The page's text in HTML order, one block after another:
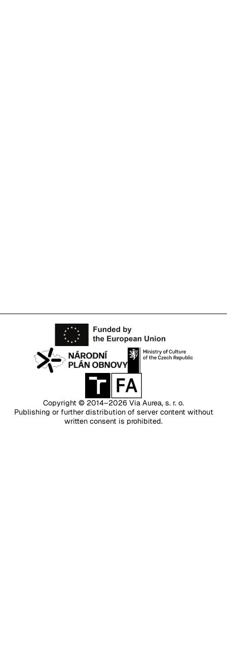
Copyright © 2014–2026 Via Aurea, s. r. o.
Publishing or further distribution of server content without
written consent is prohibited.